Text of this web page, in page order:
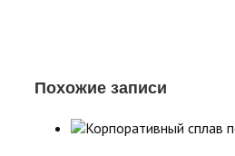
Похожие записи